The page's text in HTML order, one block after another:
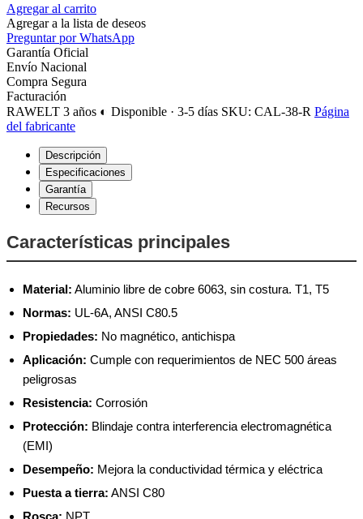
Agregar al carrito
Agregar a la lista de deseos
Preguntar por WhatsApp
Garantía Oficial
Envío Nacional
Compra Segura
Facturación
RAWELT 3 años ◐ Disponible · 3-5 días SKU: CAL-38-R Página
del fabricante
Descripción
Especificaciones
Garantía
Recursos
Características principales
Material: Aluminio libre de cobre 6063, sin costura. T1, T5
Normas: UL-6A, ANSI C80.5
Propiedades: No magnético, antichispa
Aplicación: Cumple con requerimientos de NEC 500 áreas
peligrosas
Resistencia: Corrosión
Protección: Blindaje contra interferencia electromagnética
(EMI)
Desempeño: Mejora la conductividad térmica y eléctrica
Puesta a tierra: ANSI C80
Rosca: NPT